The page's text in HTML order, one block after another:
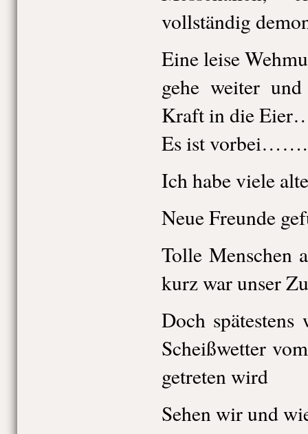
vollständig
Eine leise
gehe weiter
Kraft in die
Es ist vorbei…….
Ich habe viele
Neue Freunde
Tolle
kurz war unser
Doch spätestens
Scheißwetter
getreten wird
Sehen wir und